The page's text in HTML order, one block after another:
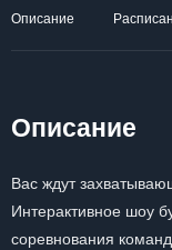
Описание
Описание
Вас ждут
Интерактивное шоу
соревнования